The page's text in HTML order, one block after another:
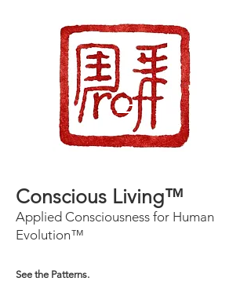
Conscious Living™
Applied Consciousness for Human
Evolution™
See the Patterns.